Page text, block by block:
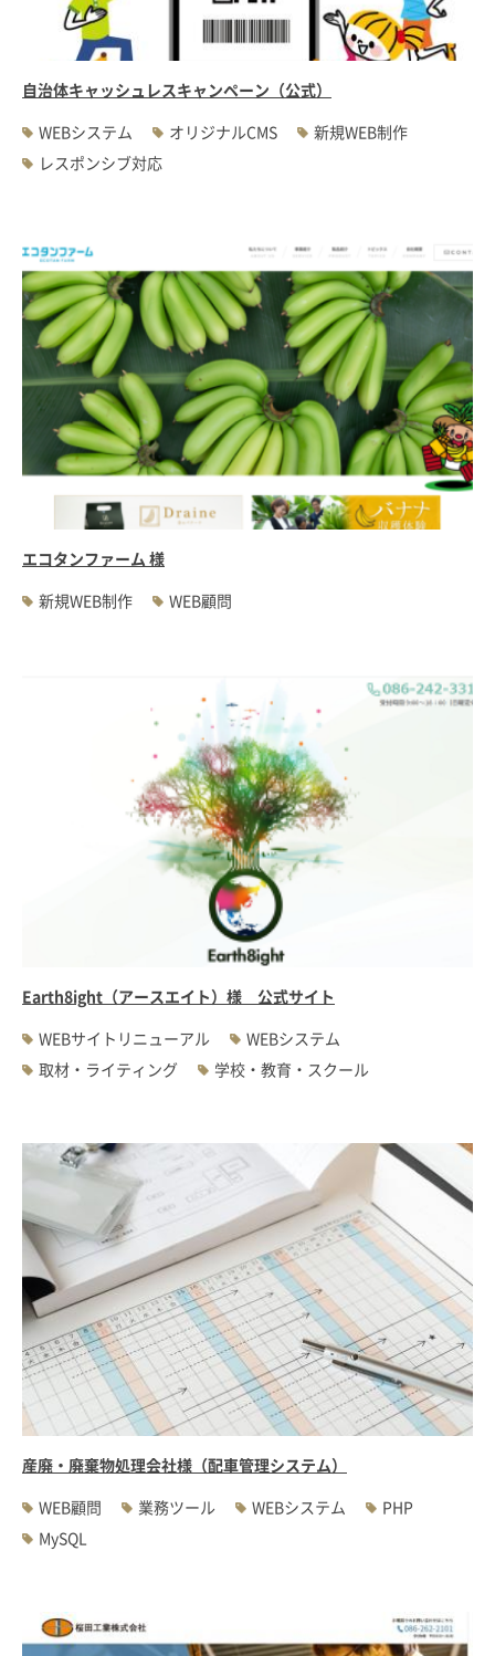
自治体キャッシュレスキャンペーン（公式）
WEBシステム
オリジナルCMS
新規WEB制作
レスポンシブ対応
エコタンファーム 様
新規WEB制作
WEB顧問
Earth8ight（アースエイト）様 公式サイト
WEBサイトリニューアル
WEBシステム
取材・ライティング
学校・教育・スクール
産廃・廃棄物処理会社様（配車管理システム）
WEB顧問
業務ツール WEBシステム
PHP
MySQL